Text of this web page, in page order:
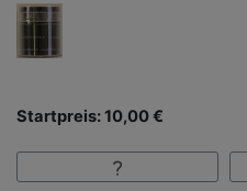
Startpreis: 10,00 €